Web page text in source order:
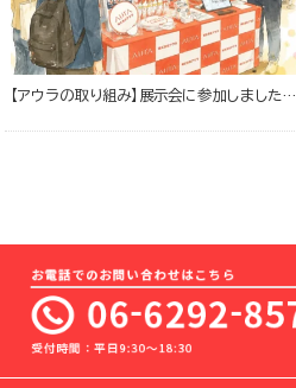
【アウラの取り組み】展示会に参加しました…